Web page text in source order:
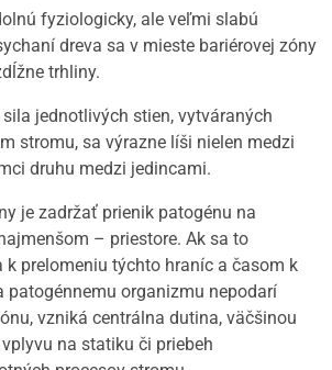
fyziologicky, ale veľmi slabú
dreva sa v mieste bariérovej zóny
trhliny.
jednotlivých stien, vytváraných
stromu, sa výrazne líši nielen medzi
druhu medzi jedincami.
je zadržať prienik patogénu na
– priestore. Ak sa to
k prelomeniu týchto hraníc a časom k
patogénnemu organizmu nepodarí
vzniká centrálna dutina, väčšinou
na statiku či priebeh